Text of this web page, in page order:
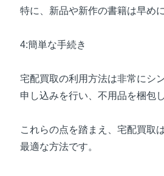
特に、新品や新作の書籍は早め
4:簡単な手続き
宅配買取の利用方法は非常にシ
申し込みを行い、不用品を梱包
これらの点を踏まえ、宅配買取
最適な方法です。